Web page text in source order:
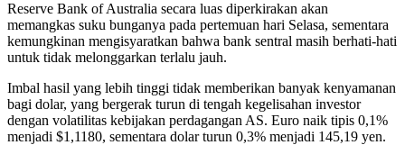
Reserve Bank of Australia secara luas diperkirakan akan
memangkas suku bunganya pada pertemuan hari Selasa, sementara
kemungkinan mengisyaratkan bahwa bank sentral masih berhati-hati
untuk tidak melonggarkan terlalu jauh.
Imbal hasil yang lebih tinggi tidak memberikan banyak kenyamanan
bagi dolar, yang bergerak turun di tengah kegelisahan investor
dengan volatilitas kebijakan perdagangan AS. Euro naik tipis 0,1%
menjadi $1,1180, sementara dolar turun 0,3% menjadi 145,19 yen.